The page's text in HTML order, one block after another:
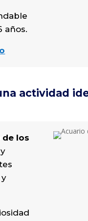
años.
actividad
de los
y